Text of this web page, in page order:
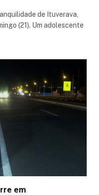
de Ituverava,
(21). Um adolescente
em